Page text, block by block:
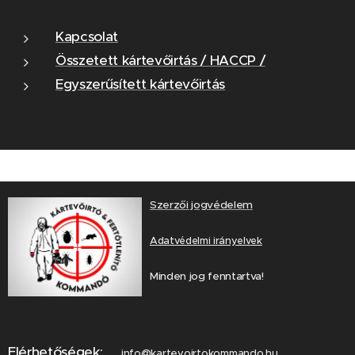
hatékony
kártevőirtás
megelőzés
megétsük
a
megfelelő
irtási
eljárások
kivállasztását
Kapcsolat
Összetett kártevőirtás / HACCP /
Egyszerűsített kártevőirtás
Szerzői jogvédelem
Adatvédelmi irányelvek
Minden jog fenntartva!